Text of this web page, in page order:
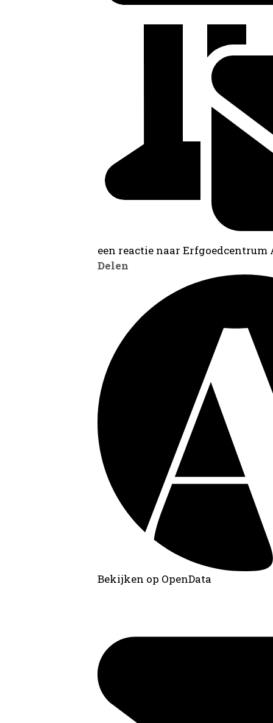
een reactie naar
Delen
Bekijken op OpenData